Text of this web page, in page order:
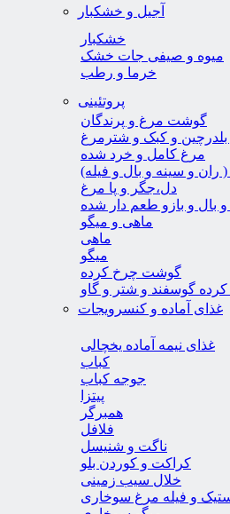
آجیل و خشکبار
خشکبار
میوه و صیفی جات خشک
خرما و رطب
پروتئینی
گوشت مرغ و پرندگان
و کبک و شترمرغ
مرغ کامل و خرد شده
و سينه و بال و فيله)
دل،جگر و پا مرغ
بال و بازو طعم دار شده
ماهی و میگو
ماهی
میگو
گوشت چرخ کرده
گوسفند و شتر و گاو
غذای آماده و کنسرویجات
غذای نیمه آماده یخچالی
کباب
جوجه کباب
پیتزا
همبرگر
فلافل
ناگت و شنیسل
کراکت و کوردن بلو
خلال سیب زمینی
و فیله مرغ سوخاری